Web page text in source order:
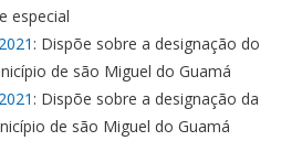
especial
: Dispõe sobre a designação do
de são Miguel do Guamá
: Dispõe sobre a designação da
de são Miguel do Guamá